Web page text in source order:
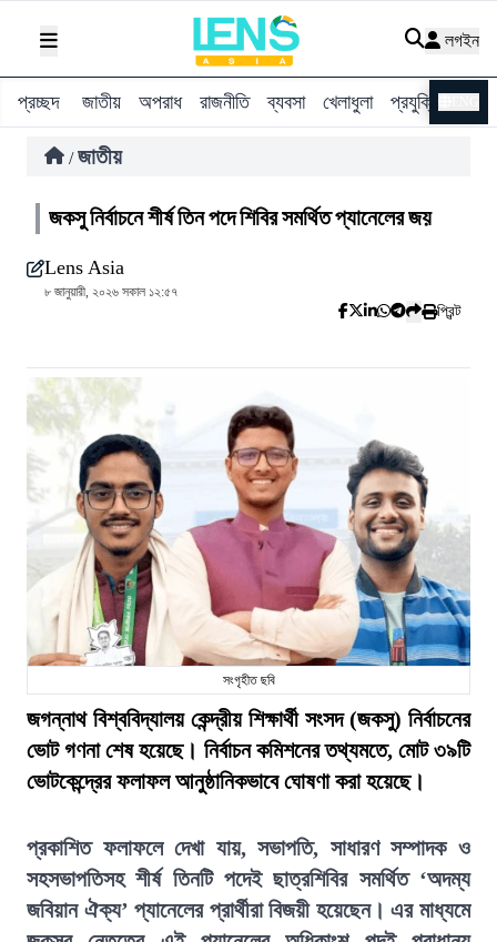
লগইন
প্রচ্ছদ জাতীয় অপরাধ রাজনীতি ব্যবসা খেলাধুলা প্রযুক্তি
/ জাতীয়
জকসু নির্বাচনে শীর্ষ তিন পদে শিবির সমর্থিত প্যানেলের জয়
Lens Asia
৮ জানুয়ারী, ২০২৬ সকাল ১২:৫৭
প্রিন্ট
সংগৃহীত ছবি
জগন্নাথ বিশ্ববিদ্যালয় কেন্দ্রীয় শিক্ষার্থী সংসদ (জকসু) নির্বাচনের
ভোট গণনা শেষ হয়েছে। নির্বাচন কমিশনের তথ্যমতে, মোট ৩৯টি
ভোটকেন্দ্রের ফলাফল আনুষ্ঠানিকভাবে ঘোষণা করা হয়েছে।
প্রকাশিত ফলাফলে দেখা যায়, সভাপতি, সাধারণ সম্পাদক ও
সহসভাপতিসহ শীর্ষ তিনটি পদেই ছাত্রশিবির সমর্থিত ‘অদম্য
জবিয়ান ঐক্য’ প্যানেলের প্রার্থীরা বিজয়ী হয়েছেন। এর মাধ্যমে